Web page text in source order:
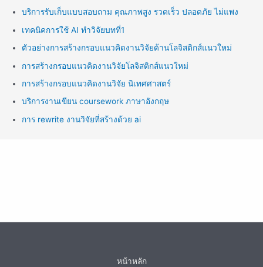
บริการรับเก็บแบบสอบถาม คุณภาพสูง รวดเร็ว ปลอดภัย ไม่แพง
เทคนิคการใช้ AI ทำวิจัยบทที่1
ตัวอย่างการสร้างกรอบแนวคิดงานวิจัยด้านโลจิสติกส์แนวใหม่
การสร้างกรอบแนวคิดงานวิจัยโลจิสติกส์แนวใหม่
การสร้างกรอบแนวคิดงานวิจัย นิเทศศาสตร์
บริการงานเขียน coursework ภาษาอังกฤษ
การ rewrite งานวิจัยที่สร้างด้วย ai
หน้าหลัก